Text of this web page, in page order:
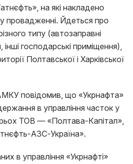
на які накладено
провадженні. Йдеться про
типу (автозаправні
господарські приміщення),
Полтавської і Харківської
повідомив, що «Укрнафта»
в управління часток у
ТОВ — «Полтава-Капітал»,
АЗС-Україна».
в управління «Укрнафті»